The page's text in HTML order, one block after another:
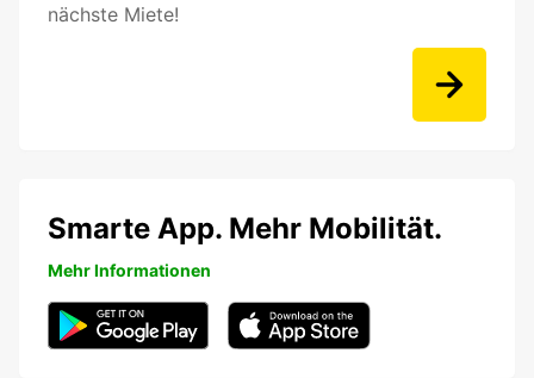
nächste Miete!
Smarte App. Mehr Mobilität.
Mehr Informationen